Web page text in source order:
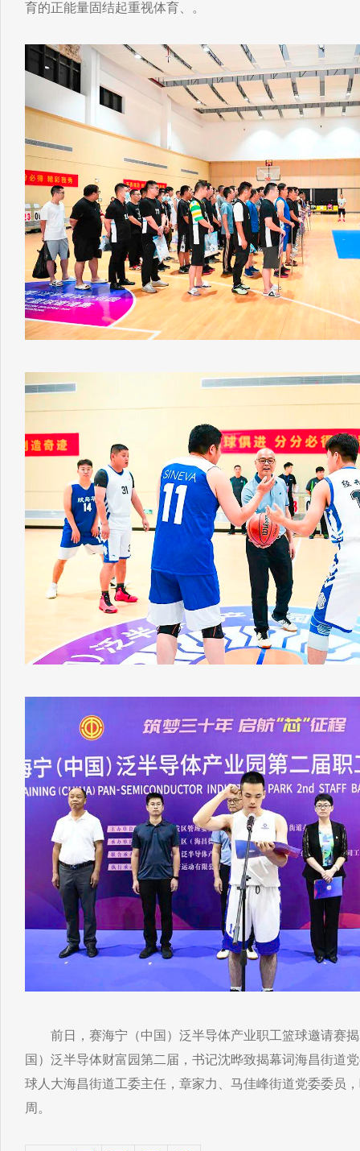
育的正能量固结起重视体育、。
前日，赛海宁（中国）泛半导体产业职工篮球邀请赛揭
国）泛半导体财富园第二届，书记沈晔致揭幕词海昌街道
球人大海昌街道工委主任，章家力、马佳峰街道党委委员
周。